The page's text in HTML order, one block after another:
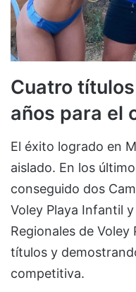
Cuatro
años para el
El éxito logrado en
aislado. En los
conseguido dos
Voley Playa Infantil
Regionales de
títulos y
competitiva.